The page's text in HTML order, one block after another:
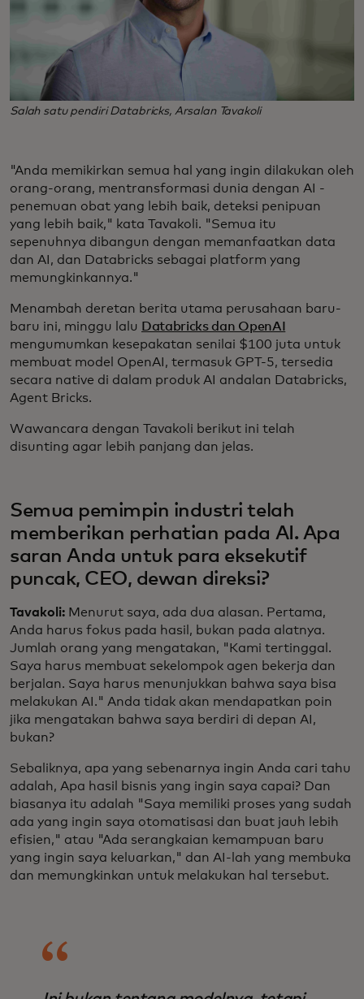
Salah satu pendiri Databricks, Arsalan Tavakoli
"Anda memikirkan semua hal yang ingin dilakukan oleh
orang-orang, mentransformasi dunia dengan AI -
penemuan obat yang lebih baik, deteksi penipuan
yang lebih baik," kata Tavakoli. "Semua itu
sepenuhnya dibangun dengan memanfaatkan data
dan AI, dan Databricks sebagai platform yang
memungkinkannya."
Menambah deretan berita utama perusahaan baru-
baru ini, minggu lalu Databricks dan OpenAI
mengumumkan kesepakatan senilai $100 juta untuk
membuat model OpenAI, termasuk GPT-5, tersedia
secara native di dalam produk AI andalan Databricks,
Agent Bricks.
Wawancara dengan Tavakoli berikut ini telah
disunting agar lebih panjang dan jelas.
Semua pemimpin industri telah
memberikan perhatian pada AI. Apa
saran Anda untuk para eksekutif
puncak, CEO, dewan direksi?
Tavakoli: Menurut saya, ada dua alasan. Pertama,
Anda harus fokus pada hasil, bukan pada alatnya.
Jumlah orang yang mengatakan, "Kami tertinggal.
Saya harus membuat sekelompok agen bekerja dan
berjalan. Saya harus menunjukkan bahwa saya bisa
melakukan AI." Anda tidak akan mendapatkan poin
jika mengatakan bahwa saya berdiri di depan AI,
bukan?
Sebaliknya, apa yang sebenarnya ingin Anda cari tahu
adalah, Apa hasil bisnis yang ingin saya capai? Dan
biasanya itu adalah "Saya memiliki proses yang sudah
ada yang ingin saya otomatisasi dan buat jauh lebih
efisien," atau "Ada serangkaian kemampuan baru
yang ingin saya keluarkan," dan AI-lah yang membuka
dan memungkinkan untuk melakukan hal tersebut.